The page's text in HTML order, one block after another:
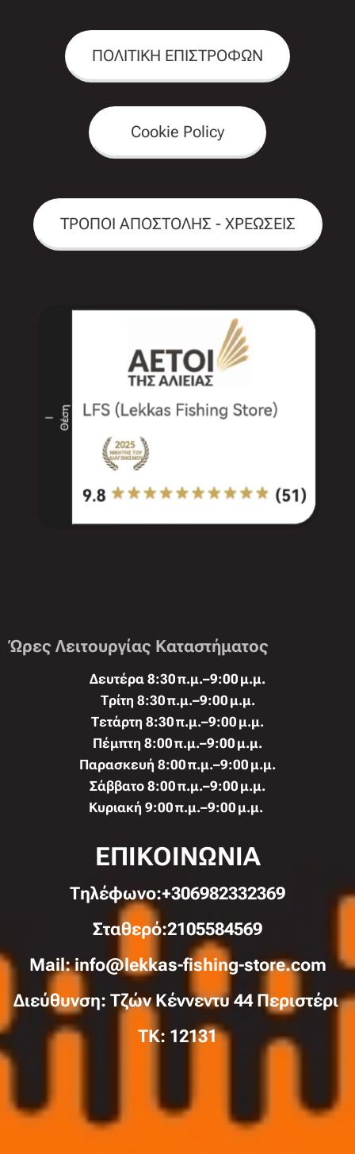
ΠΟΛΙΤΙΚΗ ΕΠΙΣΤΡΟΦΩΝ
Cookie Policy
ΤΡΟΠΟΙ ΑΠΟΣΤΟΛΗΣ - ΧΡΕΩΣΕΙΣ
Ώρες Λειτουργίας Καταστήματος
Δευτέρα 8:30 π.μ.–9:00 μ.μ.
Τρίτη 8:30 π.μ.–9:00 μ.μ.
Τετάρτη 8:30 π.μ.–9:00 μ.μ.
Πέμπτη 8:00 π.μ.–9:00 μ.μ.
Παρασκευή 8:00 π.μ.–9:00 μ.μ.
Σάββατο 8:00 π.μ.–9:00 μ.μ.
Κυριακή 9:00 π.μ.–9:00 μ.μ.
ΕΠΙΚΟΙΝΩΝΙΑ
Τηλέφωνo:+306982332369
Σταθερό:2105584569
Mail: info@lekkas-fishing-store.com
Διεύθυνση: Τζών Κέννεντυ 44 Περιστέρι
TK: 12131